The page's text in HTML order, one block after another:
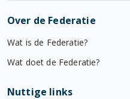
Over de Federatie
Wat is de Federatie?
Wat doet de Federatie?
Nuttige links